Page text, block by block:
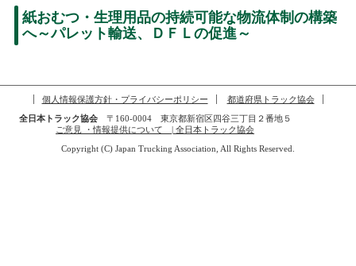
紙おむつ・生理用品の持続可能な物流体制の構築
へ～パレット輸送、ＤＦＬの促進～
個人情報保護方針・プライバシーポリシー
都道府県トラック協会
全日本トラック協会〒160-0004 東京都新宿区四谷三丁目２番地５
ご意見 ・情報提供について | 全日本トラック協会
Copyright (C) Japan Trucking Association, All Rights Reserved.